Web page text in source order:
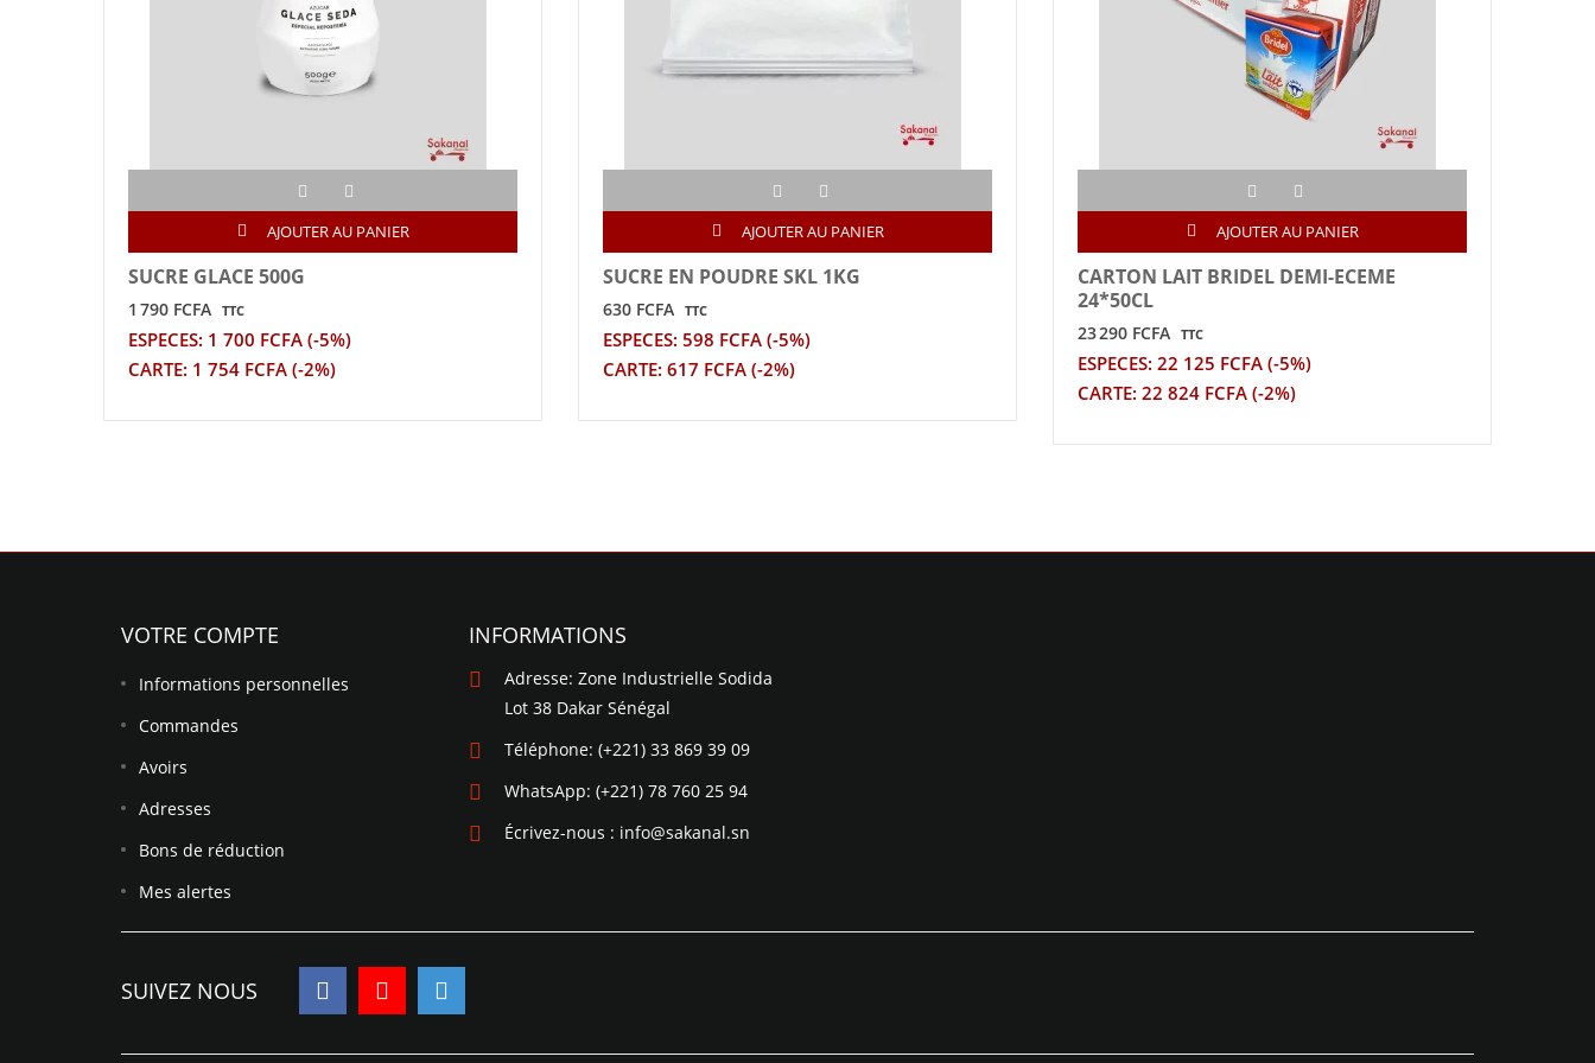
AJOUTER AU PANIER
SUCRE GLACE 500G
1 790 FCFA TTC
ESPECES: 1 700 FCFA (-5%)
CARTE: 1 754 FCFA (-2%)
AJOUTER AU PANIER
SUCRE EN POUDRE SKL 1KG
630 FCFA TTC
ESPECES: 598 FCFA (-5%)
CARTE: 617 FCFA (-2%)
AJOUTER AU PANIER
CARTON LAIT BRIDEL DEMI-ECEME
24*50CL
23 290 FCFA TTC
ESPECES: 22 125 FCFA (-5%)
CARTE: 22 824 FCFA (-2%)
VOTRE COMPTE
Informations personnelles
Commandes
Avoirs
Adresses
Bons de réduction
Mes alertes
INFORMATIONS
Adresse: Zone Industrielle Sodida
Lot 38 Dakar Sénégal
Téléphone: (+221) 33 869 39 09
WhatsApp: (+221) 78 760 25 94
Écrivez-nous : info@sakanal.sn
SUIVEZ NOUS